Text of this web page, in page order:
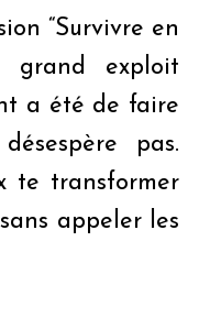
“Survivre en
grand exploit
a été de faire
pas.
te transformer
appeler les